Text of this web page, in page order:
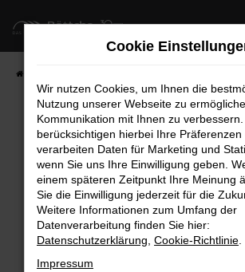
Zum
springen
Fehler: Network Error
Beim Laden ist ein Fehler aufgetreten.
Hier sind ein paar Tipps, die dir
Überprüfe deine Firewall und
Internetverbindung.
Laden andere Webseiten, zum
Cookie
Wir nutzen Cookies, um Ihnen die
Nutzung unserer Webseite zu
Kommunikation mit Ihnen zu
berücksichtigen hierbei Ihre Präferenzen
verarbeiten Daten für Marketing und
wenn Sie uns Ihre Einwilligung geben.
einem späteren Zeitpunkt Ihre Meinung
Sie die Einwilligung jederzeit für die
Weitere Informationen zum Umfang der
Datenverarbeitung finden Sie hier:
Datenschutzerklärung Cookie-Richtlinie
Impressum